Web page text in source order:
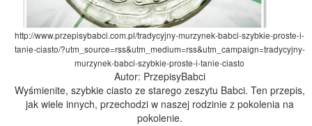
http://www.przepisybabci.com.pl/tradycyjny-murzynek-babci-szybkie-proste-i-
tanie-ciasto/?utm_source=rss&utm_medium=rss&utm_campaign=tradycyjny-
murzynek-babci-szybkie-proste-i-tanie-ciasto
Autor: PrzepisyBabci
Wyśmienite, szybkie ciasto ze starego zeszytu Babci. Ten przepis,
jak wiele innych, przechodzi w naszej rodzinie z pokolenia na
pokolenie.